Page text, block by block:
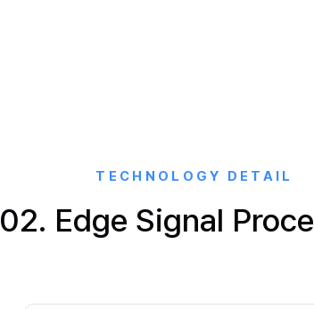
TECHNOLOGY DETAIL
02. Edge Signal